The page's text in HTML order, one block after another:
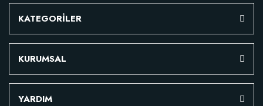
KATEGORİLER
KURUMSAL
YARDIM